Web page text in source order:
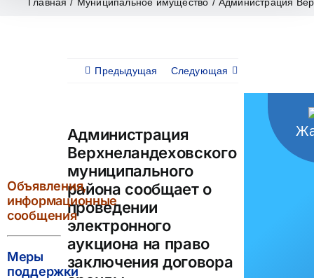
Предыдущая Следующая
Администрация
Верхнеландеховского
муниципального
района сообщает о
проведении
электронного
аукциона на право
заключения договора
Объявления,
информационные
сообщения
Меры
поддержки